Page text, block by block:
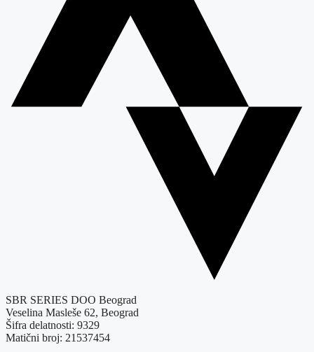
SBR SERIES DOO Beograd
Veselina Masleše 62, Beograd
Šifra delatnosti: 9329
Matični broj: 21537454